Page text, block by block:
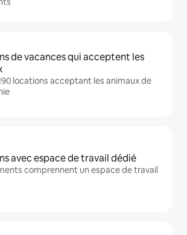
de vacances qui acceptent les
locations acceptant les animaux de
avec espace de travail dédié
comprennent un espace de travail